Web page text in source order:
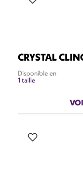
CRYSTAL
Disponible en
1 taille